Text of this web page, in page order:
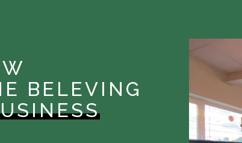
BELEVING